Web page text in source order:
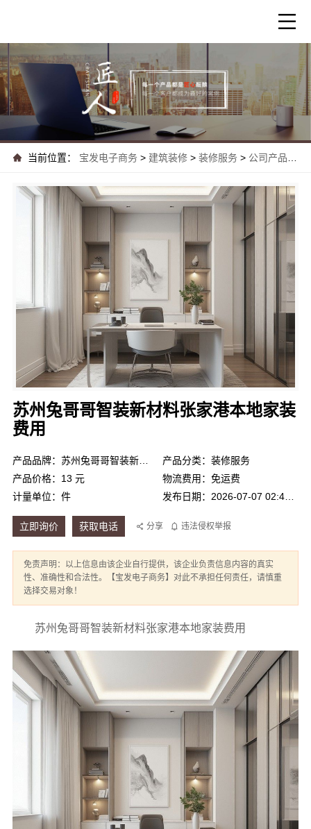
当前位置： 宝发电子商务> 建筑装修 > 装修服务> 公司产品
苏州兔哥哥智装新材料张家港本地家装
费用
产品品牌：苏州兔哥哥智装新材料有限公司
产品分类：装修服务
产品价格：13 元
物流费用：免运费
计量单位：件
立即询价 获取电话 分享 违法侵权举报
免责声明：以上信息由该企业自行提供，该企业负责信息内容的真实
性、准确性和合法性。【宝发电子商务】对此不承担任何责任，请慎重
选择交易对象！
苏州兔哥哥智装新材料张家港本地家装费用